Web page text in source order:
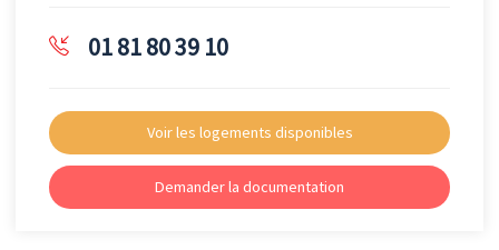
01 81 80 39 10
Voir les logements disponibles
Demander la documentation